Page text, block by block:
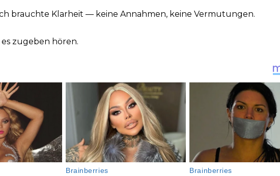
brauchte Klarheit — keine Annahmen, keine Vermutungen.
zugeben hören.